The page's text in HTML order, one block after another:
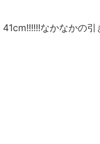
なかなかの引